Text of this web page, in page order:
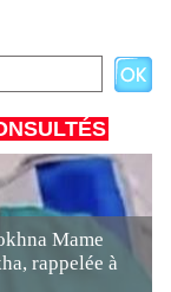
Mame
rappelée à